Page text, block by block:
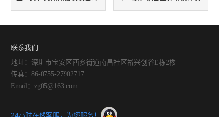
联系我们
地址：深圳市宝安区西乡街道南昌社区裕兴创谷E栋2楼
传真：86-0755-27902717
Email：zg05@163.com
24小时在线客服，为您服务！